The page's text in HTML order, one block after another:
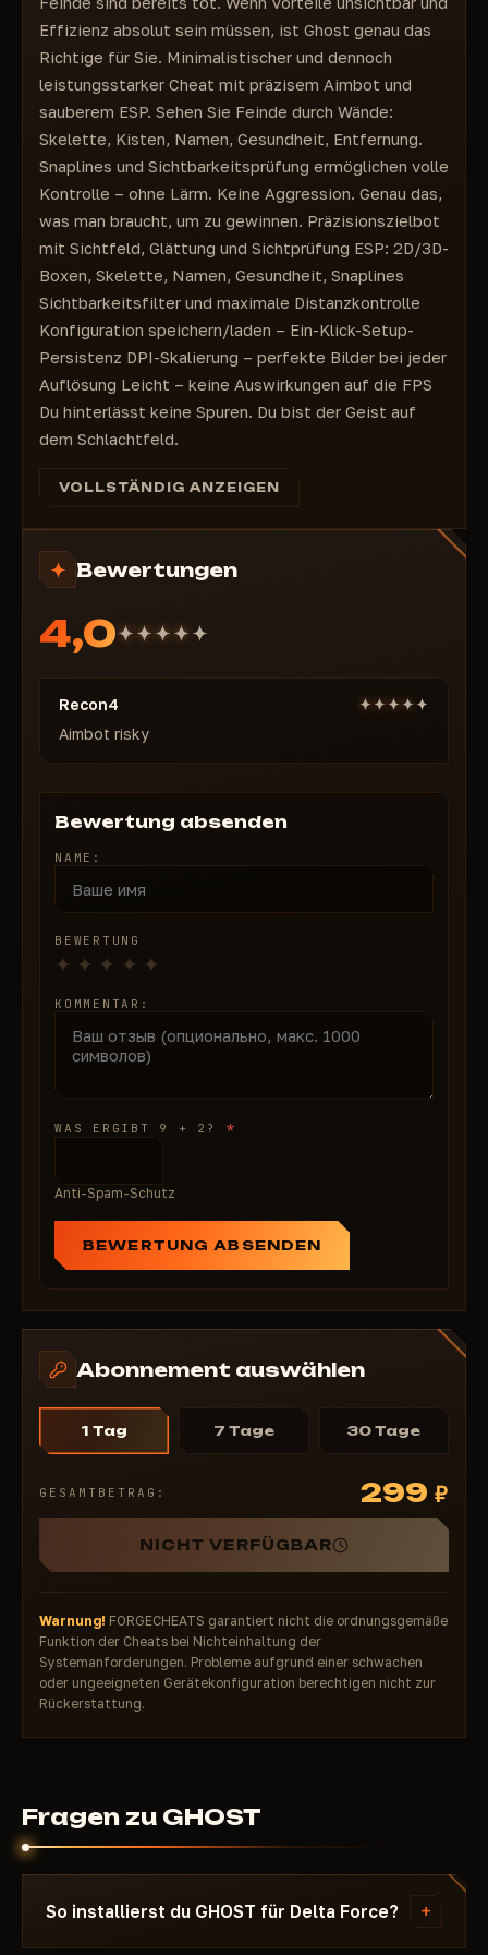
Entfernung – Entfernung
Sichtbarkeitsprüfung – Sichtbarkeitsprüfung
Maximale Entfernung – Maximale Entfernung
Effizienz absolut sein müssen, ist Ghost genau das
Richtige für Sie. Minimalistischer und dennoch
leistungsstarker Cheat mit präzisem Aimbot und
sauberem ESP. Sehen Sie Feinde durch Wände:
Skelette, Kisten, Namen, Gesundheit, Entfernung.
Snaplines und Sichtbarkeitsprüfung ermöglichen volle
Kontrolle – ohne Lärm. Keine Aggression. Genau das,
was man braucht, um zu gewinnen. Präzisionszielbot
mit Sichtfeld, Glättung und Sichtprüfung ESP: 2D/3D-
Boxen, Skelette, Namen, Gesundheit, Snaplines
Sichtbarkeitsfilter und maximale Distanzkontrolle
Konfiguration speichern/laden – Ein-Klick-Setup-
Persistenz DPI-Skalierung – perfekte Bilder bei jeder
Auflösung Leicht – keine Auswirkungen auf die FPS
Du hinterlässt keine Spuren. Du bist der Geist auf
dem Schlachtfeld.
VOLLSTÄNDIG ANZEIGEN
Bewertungen
4,0
Recon4
Aimbot risky
Bewertung absenden
NAME:
BEWERTUNG
KOMMENTAR:
WAS ERGIBT 9 + 2? *
Anti-Spam-Schutz
BEWERTUNG ABSENDEN
Abonnement auswählen
1 Tag 7 Tage 30 Tage
GESAMTBETRAG: 299 ₽
NICHT VERFÜGBAR
Warnung! FORGECHEATS garantiert nicht die ordnungsgemäße
Funktion der Cheats bei Nichteinhaltung der
Systemanforderungen. Probleme aufgrund einer schwachen
oder ungeeigneten Gerätekonfiguration berechtigen nicht zur
Rückerstattung.
Fragen zu GHOST
So installierst du GHOST für Delta Force? +